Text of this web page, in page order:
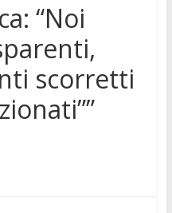
“Noi
scorretti